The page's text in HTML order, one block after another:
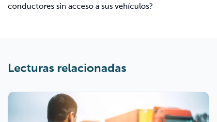
conductores sin acceso a sus vehículos?
Lecturas relacionadas